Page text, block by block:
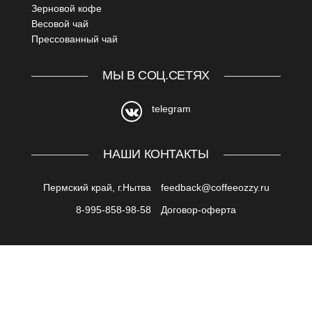
Зерновой кофе
Весовой чай
Прессованный чай
МЫ В СОЦ.СЕТЯХ
telegram
НАШИ КОНТАКТЫ
Пермский край, г.Нытва
feedback@coffeeozzy.ru
8-995-858-98-58
Договор-оферта